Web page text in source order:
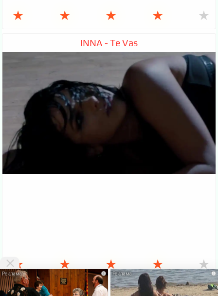
★ ★ ★ ★ ★
INNA - Te Vas
★ ★ ★ ★ ★
VKlipe.org - здесь можноскачать клипы бесплатнои смотреть клипы
i i